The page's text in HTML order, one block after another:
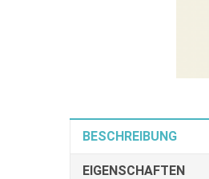
BESCHREIBUNG
EIGENSCHAFTEN